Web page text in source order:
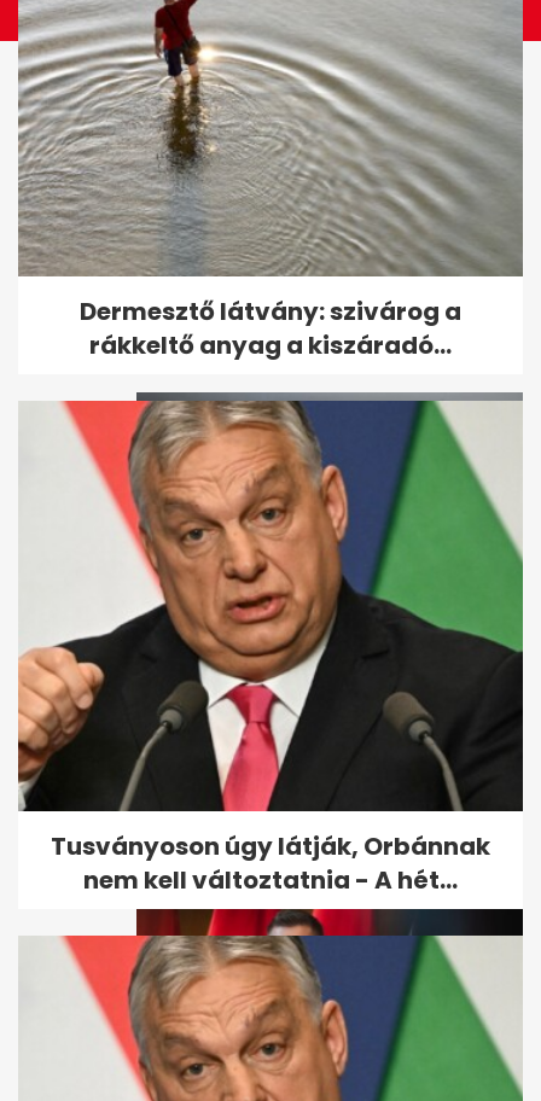
Az olasz futball válsága:
Guardiola sokkolta, Mancini...
Magyar Péter bejelentette:
Vége az önkéntes...
Dermesztő látvány: szivárog a
rákkeltő anyag a kiszáradó...
Tusványoson úgy látják, Orbánnak
nem kell változtatnia - A hét...